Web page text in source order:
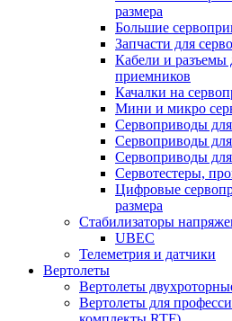
размера
Большие
Запчасти для
Кабели и разъемы
приемников
Качалки на
Мини и микро
Сервоприводы
Сервоприводы
Сервоприводы для
Сервотестеры,
Цифровые
размера
Стабилизаторы
UBEC
Телеметрия и датчики
Вертолеты
Вертолеты
Вертолеты для